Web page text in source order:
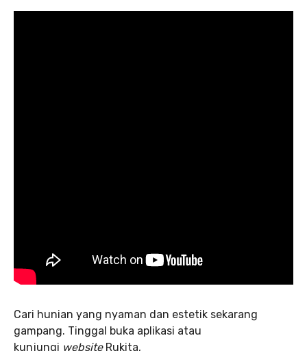
Cari hunian yang nyaman dan estetik sekarang
gampang. Tinggal buka aplikasi atau
kunjungi websiteRukita,